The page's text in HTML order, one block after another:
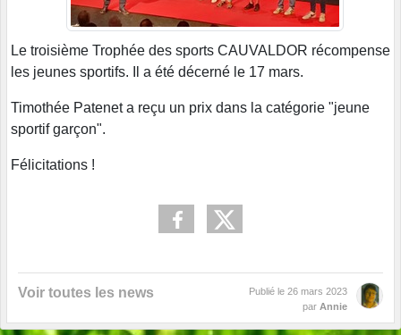
Le troisième Trophée des sports CAUVALDOR récompense
les jeunes sportifs. Il a été décerné le 17 mars.
Timothée Patenet a reçu un prix dans la catégorie "jeune
sportif garçon".
Félicitations !
Voir toutes les news Publié le 26 mars 2023
par Annie